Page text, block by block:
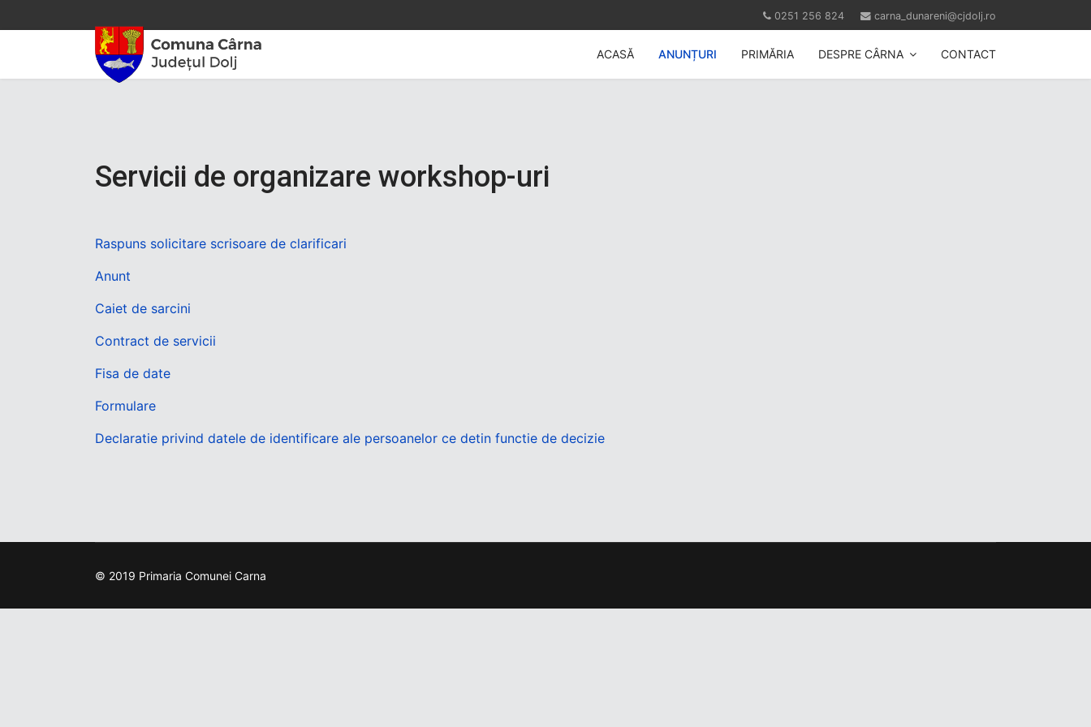
0251 256 824 carna_dunareni@cjdolj.ro
ACASĂ ANUNȚURI PRIMĂRIA DESPRE CÂRNA CONTACT
Servicii de organizare workshop-uri
Raspuns solicitare scrisoare de clarificari
Anunt
Caiet de sarcini
Contract de servicii
Fisa de date
Formulare
Declaratie privind datele de identificare ale persoanelor ce detin functie de decizie
© 2019 Primaria Comunei Carna